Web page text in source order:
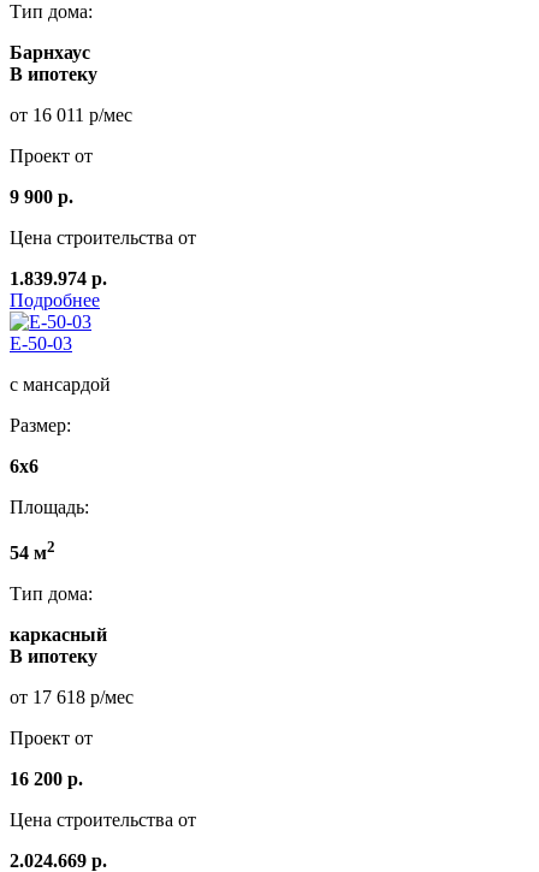
Тип дома:
Барнхаус
В ипотеку
от 16 011 р/мес
Проект от
9 900 р.
Цена строительства от
1.839.974 р.
Подробнее
E-50-03
с мансардой
Размер:
6x6
Площадь:
54 м2
Тип дома:
каркасный
В ипотеку
от 17 618 р/мес
Проект от
16 200 р.
Цена строительства от
2.024.669 р.